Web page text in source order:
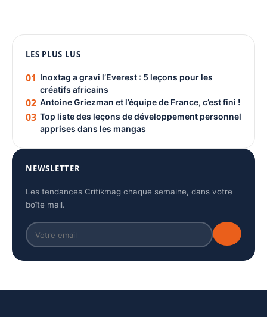
PUBLICITÉ
LES PLUS LUS
01 Inoxtag a gravi l’Everest : 5 leçons pour les
créatifs africains
02 Antoine Griezman et l’équipe de France, c’est fini !
03 Top liste des leçons de développement personnel
apprises dans les mangas
NEWSLETTER
Les tendances Critikmag chaque semaine, dans votre
boîte mail.